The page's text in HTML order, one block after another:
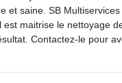
et saine. SB
maitrise le nettoyage
Contactez-le pour